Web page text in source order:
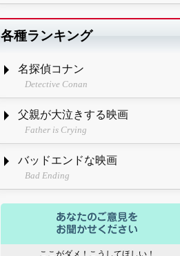
各種ランキング
名探偵コナン
Detective Conan
父親が大泣きする映画
Father is Crying
バッドエンドな映画
Bad Ending
ここがダメ！こうしてほしい！